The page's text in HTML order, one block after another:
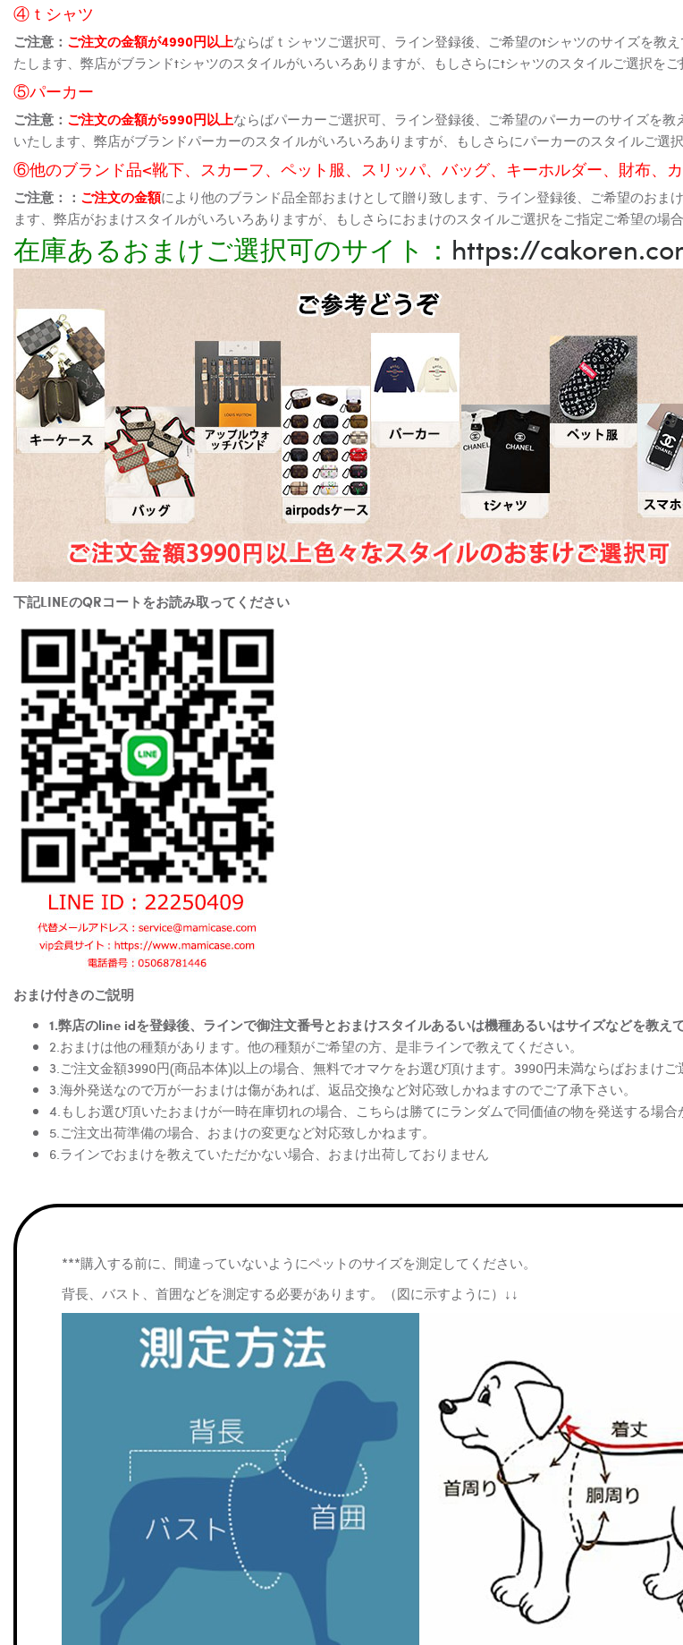
④ｔシャツ
ご注意： ご注文の金額が4990円以上ならばｔシャツご選択可、ライン登録後、ご希望のtシャツのサイズを教
たします、弊店がブランドtシャツのスタイルがいろいろありますが、もしさらにtシャツのスタイルご選択を
⑤パーカー
ご注意： ご注文の金額が5990円以上ならばパーカーご選択可、ライン登録後、ご希望のパーカーのサイズを
いたします、弊店がブランドパーカーのスタイルがいろいろありますが、もしさらにパーカーのスタイルご選
⑥他のブランド品<靴下、スカーフ、ペット服、スリッパ、バッグ、キーホルダー、財布、
ご注意：： ご注文の金額により他のブランド品全部おまけとして贈り致します、ライン登録後、ご希望のお
ます、弊店がおまけスタイルがいろいろありますが、もしさらにおまけのスタイルご選択をご指定ご希望の場
在庫あるおまけご選択可のサイト： https://
下記LINEのQRコートをお読み取ってください
おまけ付きのご説明
1.弊店のline idを登録後、ラインで御注文番号とおまけスタイルあるいは機種あるいはサイズなどを教え
2.おまけは他の種類があります。他の種類がご希望の方、是非ラインで教えてください。
3.ご注文金額3990円(商品本体)以上の場合、無料でオマケをお選び頂けます。3990円未満ならばおまけ
3.海外発送なので万が一おまけは傷があれば、返品交換など対応致しかねますのでご了承下さい。
4.もしお選び頂いたおまけが一時在庫切れの場合、こちらは勝てにランダムで同価値の物を発送する場合
5.ご注文出荷準備の場合、おまけの変更など対応致しかねます。
6.ラインでおまけを教えていただかない場合、おまけ出荷しておりません
***購入する前に、間違っていないようにペットのサイズを測定してください。
背長、バスト、首囲などを測定する必要があります。（図に示すように）↓↓